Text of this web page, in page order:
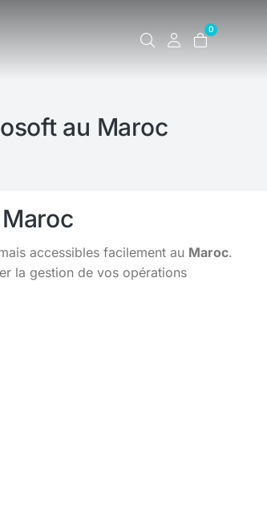
0
au Maroc
accessibles facilement au Maroc.
la gestion de vos opérations